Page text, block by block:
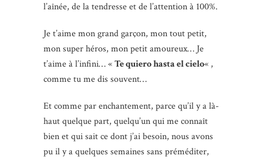
l’aînée, de la tendresse et de l’attention à 100%.
Je t’aime mon grand garçon, mon tout petit,
mon super héros, mon petit amoureux… Je
t’aime à l’infini… «Te quiero hasta el cielo« ,
comme tu me dis souvent…
Et comme par enchantement, parce qu’il y a là-
haut quelque part, quelqu’un qui me connaît
bien et qui sait ce dont j’ai besoin, nous avons
pu il y a quelques semaines sans préméditer,